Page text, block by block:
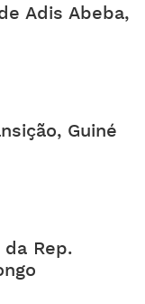
Adis Abeba,
Guiné
Rep.